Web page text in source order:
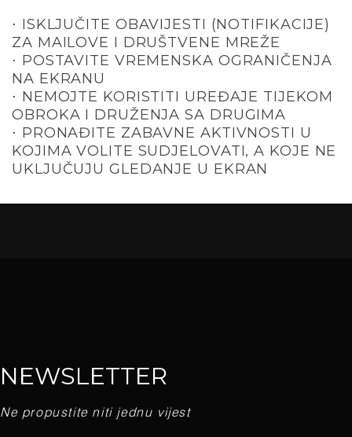
⋅ ISKLJUČITE OBAVIJESTI (NOTIFIKACIJE)
ZA MAILOVE I DRUŠTVENE MREŽE
⋅ POSTAVITE VREMENSKA OGRANIČENJA
NA EKRANU
⋅ NEMOJTE KORISTITI UREĐAJE TIJEKOM
OBROKA I DRUŽENJA SA DRUGIMA
⋅ PRONAĐITE ZABAVNE AKTIVNOSTI U
KOJIMA VOLITE SUDJELOVATI, A KOJE NE
UKLJUČUJU GLEDANJE U EKRAN
NEWSLETTER
Ne propustite niti jednu vijest